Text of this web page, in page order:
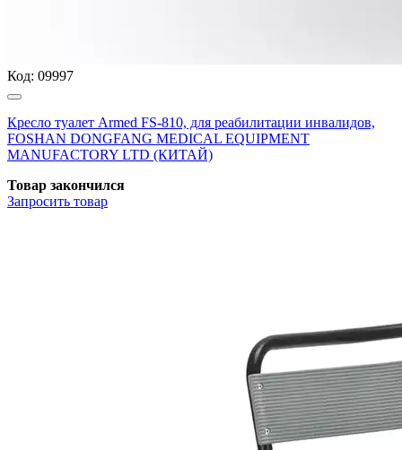
Код: 09997
Кресло туалет Armed FS-810, для реабилитации инвалидов,
FOSHAN DONGFANG MEDICAL EQUIPMENT
MANUFACTORY LTD (КИТАЙ)
Товар закончился
Запросить товар